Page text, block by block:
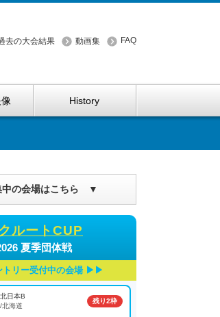
去の大会結果 動画集 FAQ
History
会場はこちら ▼
ルートCUP
夏季団体戦
トリー受付中の会場
北日本B
/北海道
残り2枠